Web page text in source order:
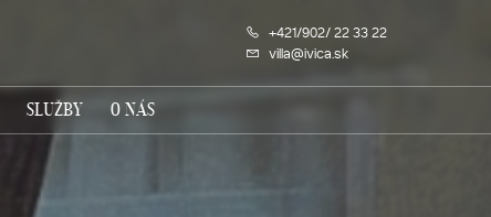
+421/902/ 22 33 22
villa@ivica.sk
SLUŽBY O NÁS